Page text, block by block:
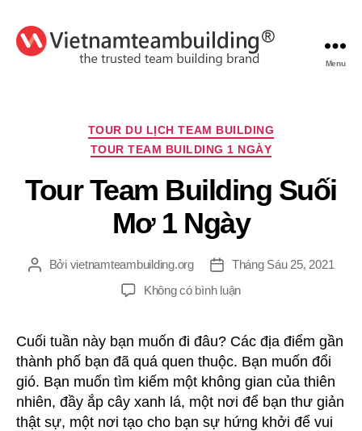
Menu
Chuyên
mục
TOUR DU LỊCH TEAM BUILDING
TOUR TEAM BUILDING 1 NGÀY
Tour Team Building Suối
Mơ 1 Ngày
TácBởi vietnamteambuilding.org
Ngày
đăng
Tháng Sáu 25, 2021
Không có bình luậnở
Building
Suối
Mơ
1
Ngày
Cuối tuần này bạn muốn đi đâu? Các địa điểm gần
thành phố bạn đã quá quen thuộc. Bạn muốn đổi
gió. Bạn muốn tìm kiếm một không gian của thiên
nhiên, đầy ắp cây xanh lá, một nơi để bạn thư giản
thật sự, một nơi tạo cho bạn sự hứng khởi để vui